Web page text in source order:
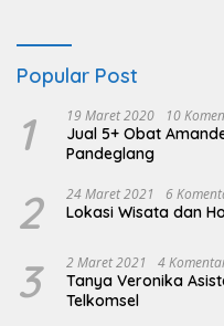
Popular Post
1 19 Maret 2020 10
Jual 5+ Obat
Pandeglang
2 24 Maret 2021 6
Lokasi Wisata dan
3 2 Maret 2021 4
Tanya Veronika
Telkomsel